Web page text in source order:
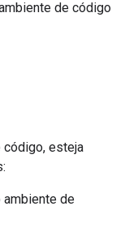
de código
código, esteja
ambiente de